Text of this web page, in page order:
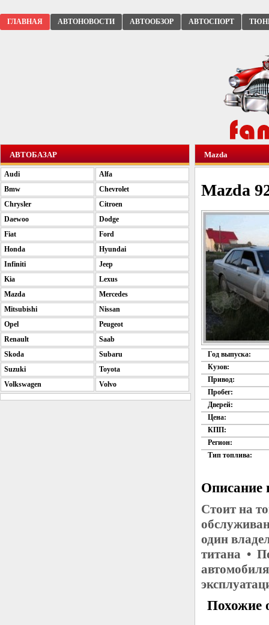
ГЛАВНАЯ АВТОНОВОСТИ АВТООБЗОР АВТОСПОРТ
Mazda
Mazda
Год выпуска:
Кузов:
Привод:
Пробег:
Дверей:
Цена:
КПП:
Регион:
Тип топлива:
Описание
Стоит на
один
титана •
Похожие
АВТОБАЗАР
Audi
Alfa
Bmw
Chevrolet
Chrysler
Citroen
Daewoo
Dodge
Fiat
Ford
Honda
Hyundai
Infiniti
Jeep
Kia
Lexus
Mazda
Mercedes
Mitsubishi
Nissan
Opel
Peugeot
Renault
Saab
Skoda
Subaru
Suzuki
Toyota
Volkswagen
Volvo